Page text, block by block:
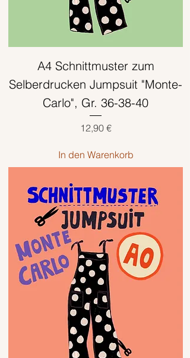
A4 Schnittmuster zum
Selberdrucken Jumpsuit "Monte-
Carlo", Gr. 36-38-40
Preis
12,90 €
In den Warenkorb